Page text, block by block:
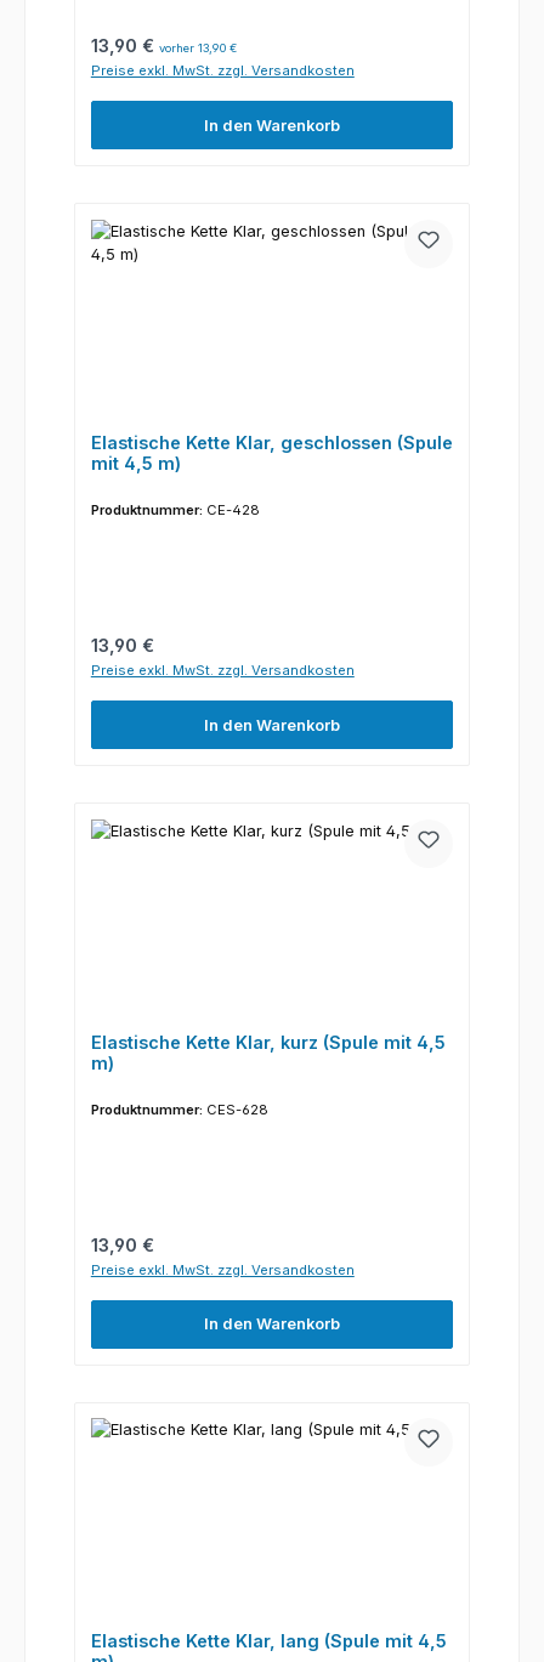
Regulärer Preis:
13,90 € vorher 13,90 €
Preise exkl. MwSt. zzgl. Versandkosten
In den Warenkorb
Elastische Kette Klar, geschlossen (Spule
mit 4,5 m)
Produktnummer: CE-428
Regulärer Preis:
13,90 €
Preise exkl. MwSt. zzgl. Versandkosten
In den Warenkorb
Elastische Kette Klar, kurz (Spule mit 4,5
m)
Produktnummer: CES-628
Regulärer Preis:
13,90 €
Preise exkl. MwSt. zzgl. Versandkosten
In den Warenkorb
Elastische Kette Klar, lang (Spule mit 4,5